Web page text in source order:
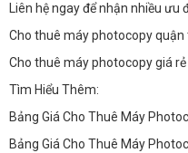
Liên hệ ngay để nhận nhiều ưu
Cho thuê máy photocopy quận
Cho thuê máy photocopy giá
Tìm Hiểu Thêm:
Bảng Giá Cho Thuê Máy
Bảng Giá Cho Thuê Máy